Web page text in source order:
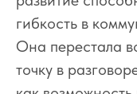
гибкость в
Она перестала
точку в